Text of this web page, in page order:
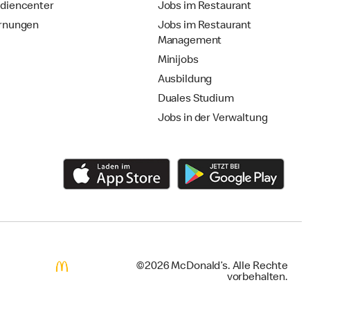
Jobs im Restaurant
Jobs im Restaurant
Management
Minijobs
Ausbildung
Duales Studium
Jobs in der Verwaltung
©2026 McDonald’s. Alle Rechte
vorbehalten.